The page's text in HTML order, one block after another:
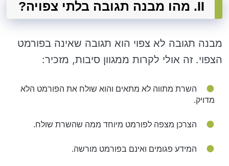
II. מהו מבנה תגובה בלתי צפויה?
מבנה תגובה לא צפוי הוא תגובה שאינה בפורמט
הצפוי. זה אולי לקרות ממגוון סיבות, מזכיר:
השרת מתווה לא מתאים והוא שולח את הפורמט הלא
מדויק.
הצרכן מצפה לפורמט מיוחד ממה שהשרת שולח.
המידע פגומים ואינם בפורמט מורשה.